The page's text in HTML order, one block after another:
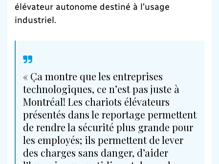
élévateur autonome destiné à l’usage
industriel.
« Ça montre que les entreprises
technologiques, ce n’est pas juste à
Montréal! Les chariots élévateurs
présentés dans le reportage permettent
de rendre la sécurité plus grande pour
les employés; ils permettent de lever
des charges sans danger, d’aider